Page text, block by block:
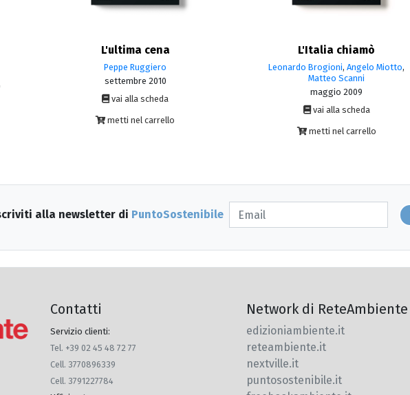
L'ultima cena
Peppe Ruggiero
settembre 2010
vai alla scheda
metti nel carrello
L'Italia chiamò
Leonardo Brogioni,Angelo Miotto,
Matteo Scanni
maggio 2009
vai alla scheda
metti nel carrello
alla newsletter di PuntoSostenibile
Contatti
Servizio clienti:
Tel. +39 02 45 48 72 77
Cell. 3770896339
Cell. 3791227784
Network di ReteAmbiente
edizioniambiente.it
reteambiente.it
nextville.it
puntosostenibile.it